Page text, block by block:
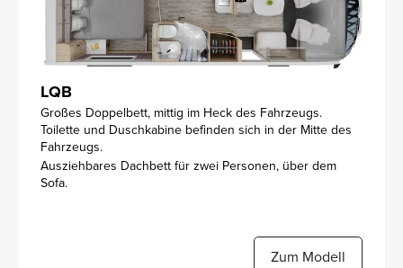
LQB
Großes Doppelbett, mittig im Heck des Fahrzeugs.
Toilette und Duschkabine befinden sich in der Mitte des
Fahrzeugs.
Ausziehbares Dachbett für zwei Personen, über dem
Sofa.
Zum Modell